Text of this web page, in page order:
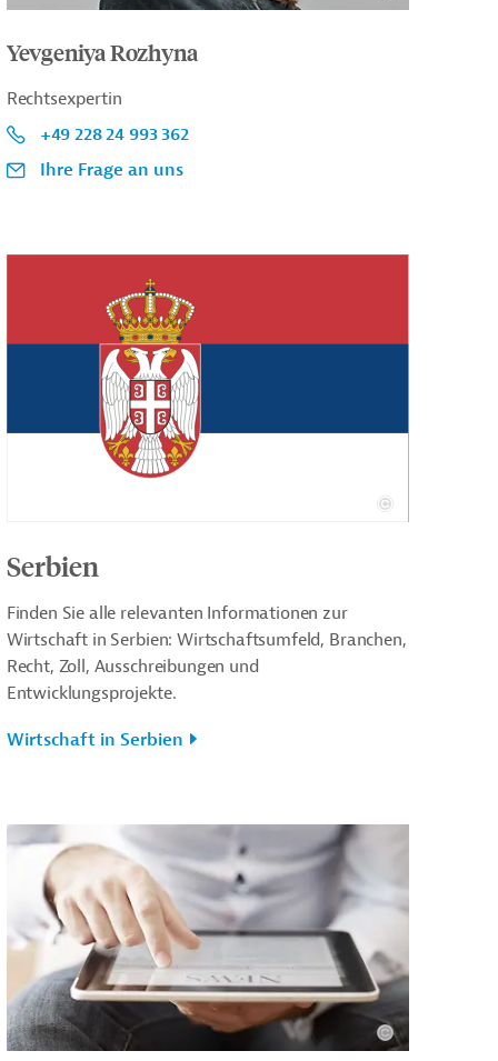
Yevgeniya Rozhyna
Rechtsexpertin
+49 228 24 993 362
Ihre Frage an uns
Serbien
Finden Sie alle relevanten Informationen zur
Wirtschaft in Serbien: Wirtschaftsumfeld, Branchen,
Recht, Zoll, Ausschreibungen und
Entwicklungsprojekte.
Wirtschaft in Serbien